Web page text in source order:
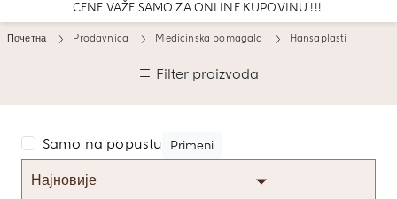
CENE VAŽE SAMO ZA ONLINE KUPOVINU !!!.
Почетна Prodavnica Medicinska pomagala Hansaplasti
Filter proizvoda
Samo na popustu Primeni